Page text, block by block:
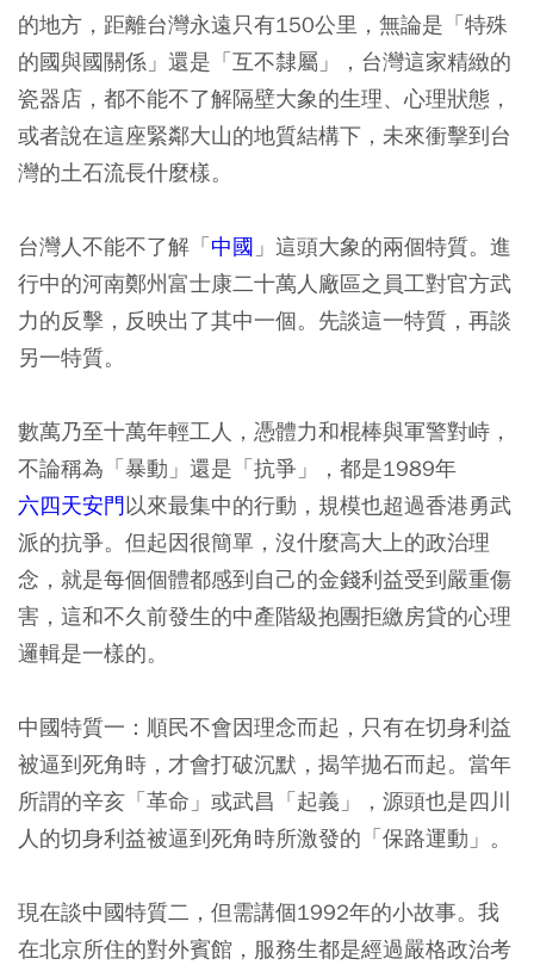
的地方，距離台灣永遠只有150公里，無論是「特殊
的國與國關係」還是「互不隸屬」，台灣這家精緻的
瓷器店，都不能不了解隔壁大象的生理、心理狀態，
或者說在這座緊鄰大山的地質結構下，未來衝擊到台
灣的土石流長什麼樣。
台灣人不能不了解「中國 」這頭大象的兩個特質。進
行中的河南鄭州富士康二十萬人廠區之員工對官方武
力的反擊，反映出了其中一個。先談這一特質，再談
另一特質。
數萬乃至十萬年輕工人，憑體力和棍棒與軍警對峙，
不論稱為「暴動」還是「抗爭」，都是1989年
六四天安門以來最集中的行動，規模也超過香港勇武
派的抗爭。但起因很簡單，沒什麼高大上的政治理
念，就是每個個體都感到自己的金錢利益受到嚴重傷
害，這和不久前發生的中產階級抱團拒繳房貸的心理
邏輯是一樣的。
中國特質一：順民不會因理念而起，只有在切身利益
被逼到死角時，才會打破沉默，揭竿拋石而起。當年
所謂的辛亥「革命」或武昌「起義」，源頭也是四川
人的切身利益被逼到死角時所激發的「保路運動」。
現在談中國特質二，但需講個1992年的小故事。我
在北京所住的對外賓館，服務生都是經過嚴格政治考